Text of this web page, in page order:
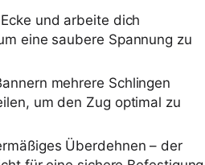
und arbeite dich
eine saubere Spannung zu
mehrere Schlingen
um den Zug optimal zu
Überdehnen – der